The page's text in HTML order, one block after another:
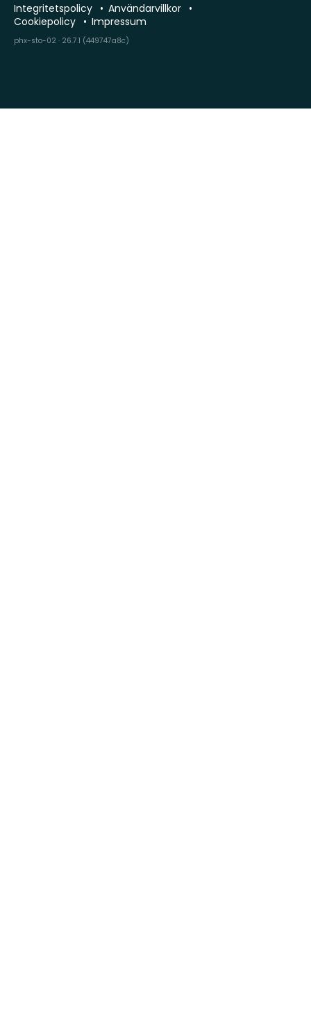
Integritetspolicy
Användarvillkor
Cookiepolicy
Impressum
phx-sto-02 · 26.7.1 (449747a8c)